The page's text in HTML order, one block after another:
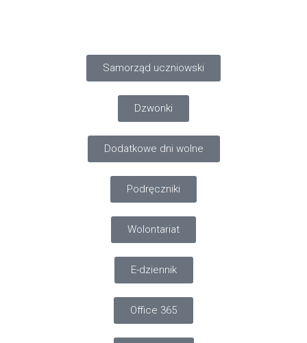
Samorząd uczniowski
Dzwonki
Dodatkowe dni wolne
Podręczniki
Wolontariat
E-dziennik
Office 365